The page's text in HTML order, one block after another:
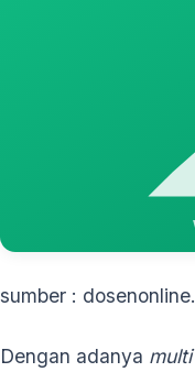
sumber :
Dengan adanya